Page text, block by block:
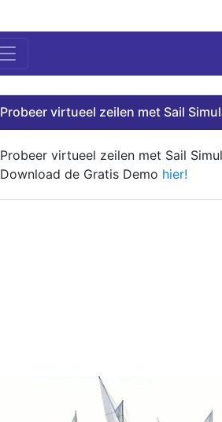
Probeer virtueel zeilen met Sail
Probeer virtueel zeilen met Sail
Download de Gratis Demo hier!